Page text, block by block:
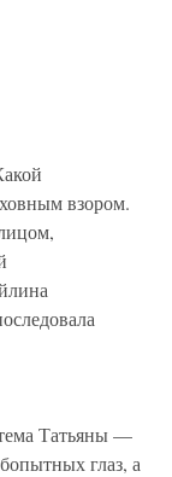
взором.
Татьяны —
глаз, а